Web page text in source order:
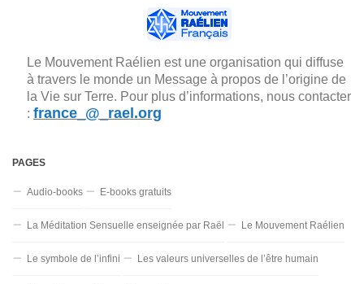
Le Mouvement Raélien est une organisation qui diffuse
à travers le monde un Message à propos de l’origine de
la Vie sur Terre. Pour plus d’informations, nous contacter
: france_@_rael.org
PAGES
Audio-books E-books gratuits
La Méditation Sensuelle enseignée par Raël Le Mouvement Raélien
Le symbole de l’infini Les valeurs universelles de l’être humain